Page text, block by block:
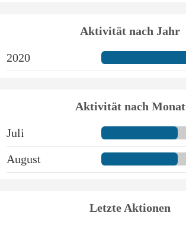
Aktivität nach Jahr
2020
Aktivität nach Monat
Juli
August
Letzte Aktionen